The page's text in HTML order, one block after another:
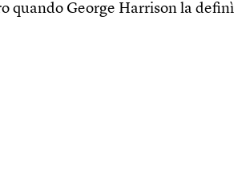
quando George Harrison la definì